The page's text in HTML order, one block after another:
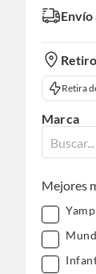
Envío
Retira
Marca
Mejores
Yamp